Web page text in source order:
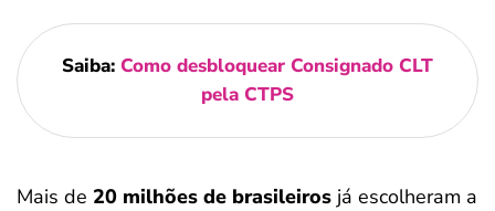
Saiba: Como desbloquear Consignado CLT
pela CTPS
Mais de 20 milhões de brasileiros já escolheram a